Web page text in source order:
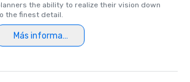
the ability to realize their vision down
the finest detail.
Más información